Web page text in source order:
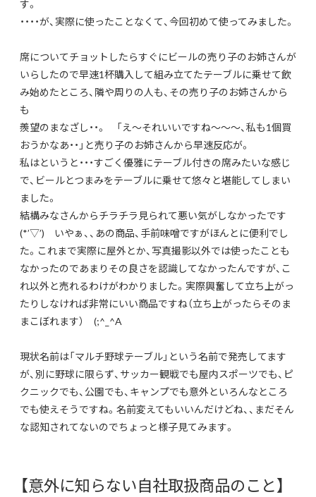
す。
・・・・が、実際に使ったことなくて、今回初めて使ってみました。
席についてチョットしたらすぐにビールの売り子のお姉さんが
いらしたので早速1杯購入して組み立てたテーブルに乗せて飲
み始めたところ、隣や周りの人も、その売り子のお姉さんから
も
羨望のまなざし・・。 「え～それいいですね～～～、私も1個買
おうかなあ・・」と売り子のお姉さんから早速反応が。
私はというと・・・すごく優雅にテーブル付きの席みたいな感じ
で、ビールとつまみをテーブルに乗せて悠々と堪能してしまい
ました。
結構みなさんからチラチラ見られて悪い気がしなかったです
(*’▽’) いやぁ、、あの商品、手前味噌ですがほんとに便利でし
た。これまで実際に屋外とか、写真撮影以外では使ったことも
なかったのであまりその良さを認識してなかったんですが、こ
れ以外と売れるわけがわかりました。実際興奮して立ち上がっ
たりしなければ非常にいい商品ですね（立ち上がったらそのま
まこぼれます） (;^_^A
現状名前は「マルチ野球テーブル」という名前で発売してます
が、別に野球に限らず、サッカー観戦でも屋内スポーツでも、ピ
クニックでも、公園でも、キャンプでも意外といろんなところ
でも使えそうですね。名前変えてもいいんだけどね、、まだそん
な認知されてないのでちょっと様子見てみます。
【意外に知らない自社取扱商品のこと】